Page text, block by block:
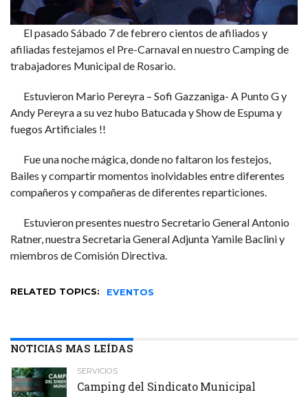
El pasado Sábado 7 de febrero cientos de afiliados y
afiliadas festejamos el Pre-Carnaval en nuestro Camping de
trabajadores Municipal de Rosario.
Estuvieron Mario Pereyra – Sofi Gazzaniga- A Punto G y
Andy Pereyra a su vez hubo Batucada y Show de Espuma y
fuegos Artificiales !!
Fue una noche mágica, donde no faltaron los festejos,
Bailes y compartir momentos inolvidables entre diferentes
compañeros y compañeras de diferentes reparticiones.
Estuvieron presentes nuestro Secretario General Antonio
Ratner, nuestra Secretaria General Adjunta Yamile Baclini y
miembros de Comisión Directiva.
RELATED TOPICS: EVENTOS
NOTICIAS MAS LEÍDAS
SERVICIOS
Camping del Sindicato Municipal